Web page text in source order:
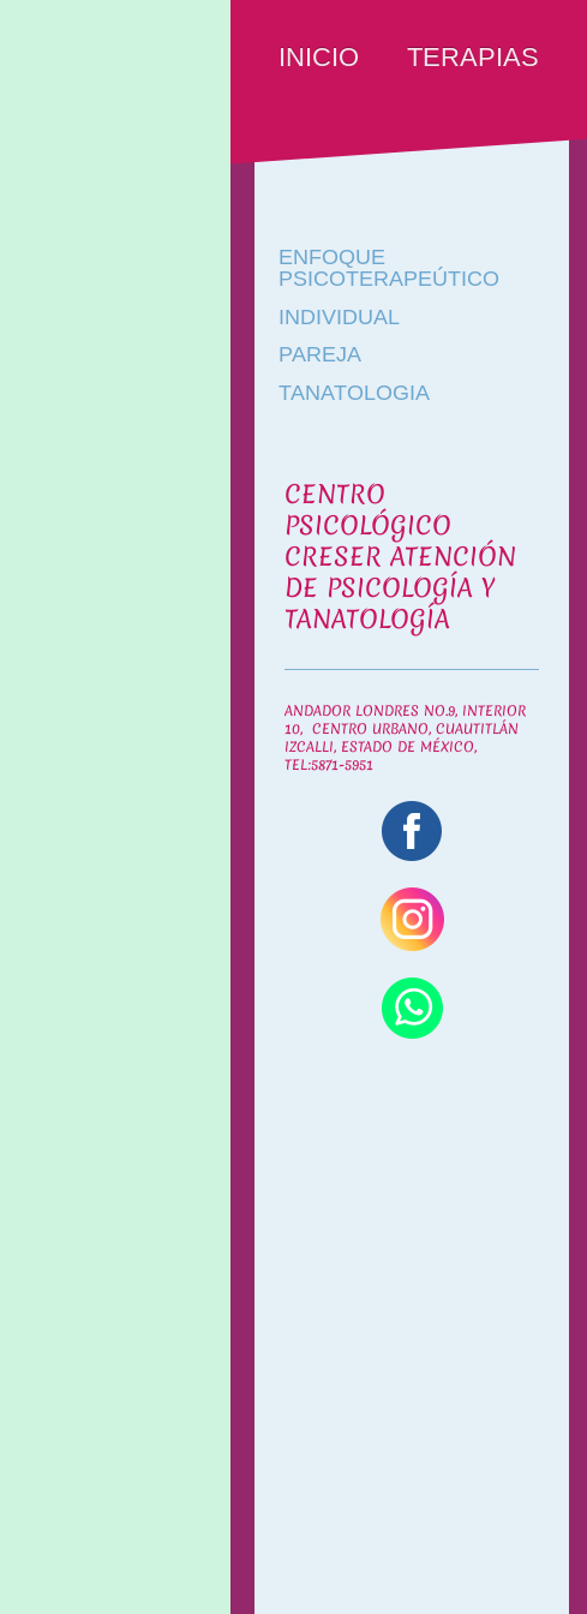
INICIO TERAPIAS
ENFOQUE
PSICOTERAPEÚTICO
INDIVIDUAL
PAREJA
TANATOLOGIA
CENTRO
PSICOLÓGICO
CRESER ATENCIÓN
DE PSICOLOGÍA Y
TANATOLOGÍA
ANDADOR LONDRES NO.9, INTERIOR
10, CENTRO URBANO, CUAUTITLÁN
IZCALLI, ESTADO DE MÉXICO,
TEL:5871-5951